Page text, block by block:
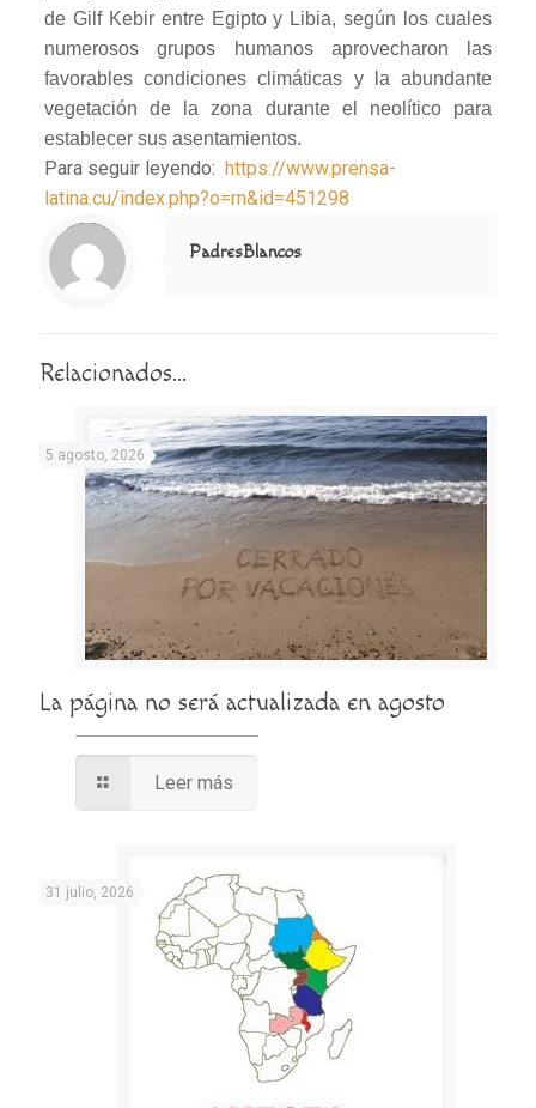
de Gilf Kebir entre Egipto y Libia, según los cuales
numerosos grupos humanos aprovecharon las
favorables condiciones climáticas y la abundante
vegetación de la zona durante el neolítico para
establecer sus asentamientos.
Para seguir leyendo: https://www.prensa-
latina.cu/index.php?o=rn&id=451298
Notice
: Trying to access array offset on value of type null in
/home/misioner/public_html/padresblancos/themes/betheme/includes/content-single.php
on line
286
PadresBlancos
Relacionados...
5 agosto, 2026
La página no será actualizada en agosto
Leer más
31 julio, 2026